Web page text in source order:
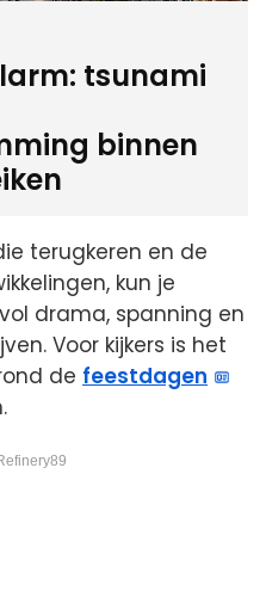
tsunami
binnen
terugkeren en de
kun je
drama, spanning en
Voor kijkers is het
de feestdagen